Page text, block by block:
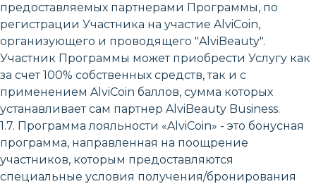
предоставляемых партнерами Программы, по
регистрации Участника на участие AlviCoin,
организующего и проводящего "AlviBeauty".
Участник Программы может приобрести Услугу как
за счет 100% собственных средств, так и с
применением AlviCoin баллов, сумма которых
устанавливает сам партнер AlviBeauty Business.
1.7. Программа лояльности «AlviCoin» - это бонусная
программа, направленная на поощрение
участников, которым предоставляются
специальные условия получения/бронирования